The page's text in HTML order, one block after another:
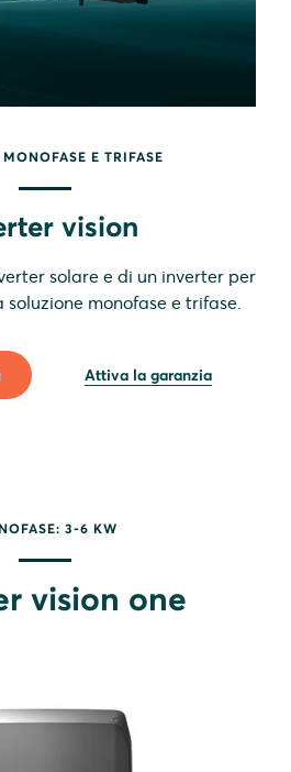
E TRIFASE
vision
solare e di un inverter per
monofase e trifase.
Attiva la garanzia
3-6 KW
vision one